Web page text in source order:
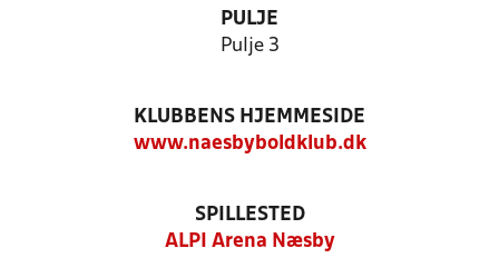
PULJE
Pulje 3
KLUBBENS HJEMMESIDE
www.naesbyboldklub.dk
SPILLESTED
ALPI Arena Næsby